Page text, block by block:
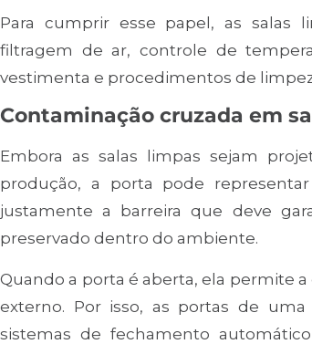
Para cumprir esse papel, as salas
filtragem de ar, controle de
vestimenta e procedimentos de
Contaminação cruzada em
Embora as salas limpas sejam
produção, a porta pode
justamente a barreira que deve
preservado dentro do ambiente.
Quando a porta é aberta, ela permite
externo. Por isso, as portas de
sistemas de fechamento